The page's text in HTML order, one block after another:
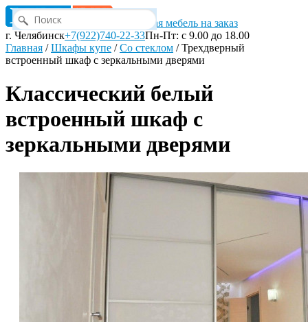
Корпусная мебель на заказ
г. Челябинск+7(922)740-22-33Пн-Пт: с 9.00 до 18.00
Главная /Шкафы купе /Со стеклом /Трехдверный
встроенный шкаф с зеркальными дверями
Классический белый
встроенный шкаф с
зеркальными дверями